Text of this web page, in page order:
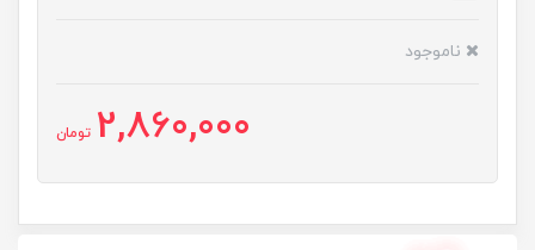
ناموجود
2,860,000 تومان